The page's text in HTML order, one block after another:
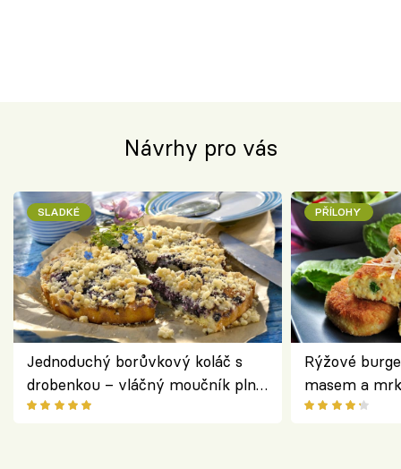
Návrhy pro vás
SLADKÉ
Jednoduchý borůvkový koláč s
drobenkou – vláčný moučník plný
ovoce
PŘÍLOHY
Rýžové
masem a
salátem –